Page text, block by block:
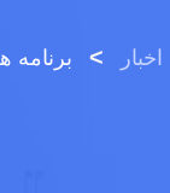
اخبار > برنامه